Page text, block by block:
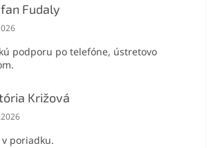
Fudaly
obchodu je 5 z 5 hviezdičiek.
podporu po telefóne, ústretovo
Križová
obchodu je 5 z 5 hviezdičiek.
poriadku.